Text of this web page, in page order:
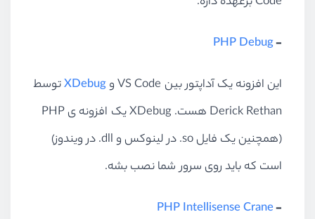
-
PHP Debug
این افزونه یک آداپتور بین VS Code و XDebugتوسط
Derick Rethan هست. XDebug یک افزونه ی PHP
(همچنین یک فایل so. در لینوکس و dll. در ویندوز)
است که باید روی سرور شما نصب بشه.
-
PHP Intellisense Crane